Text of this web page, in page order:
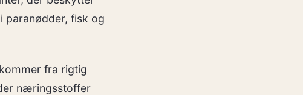
paranødder, fisk og
fra rigtig
næringsstoffer